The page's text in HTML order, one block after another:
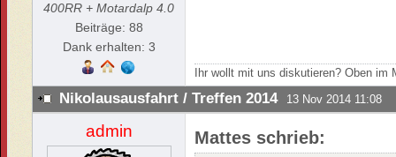
400RR + Motardalp 4.0
Beiträge: 88
Dank erhalten: 3
Ihr wollt mit uns diskutieren? Oben
Nikolausausfahrt / Treffen 2014 13 Nov 2014 11:08
admin Mattes schrieb: